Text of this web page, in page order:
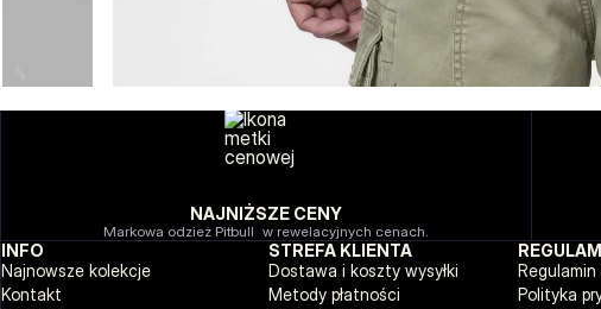
NAJNIŻSZE CENY
Markowa odzież Pitbull w rewelacyjnych cenach.
INFO
Najnowsze kolekcje
Kontakt
STREFA KLIENTA
Dostawa i koszty wysyłki
Metody płatności
Polityka